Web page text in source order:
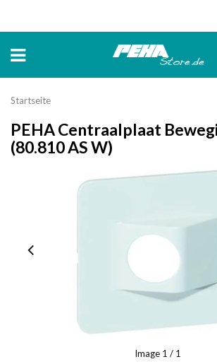
Startseite
PEHA Centraalplaat
(80.810 AS W)
Image 1 / 1